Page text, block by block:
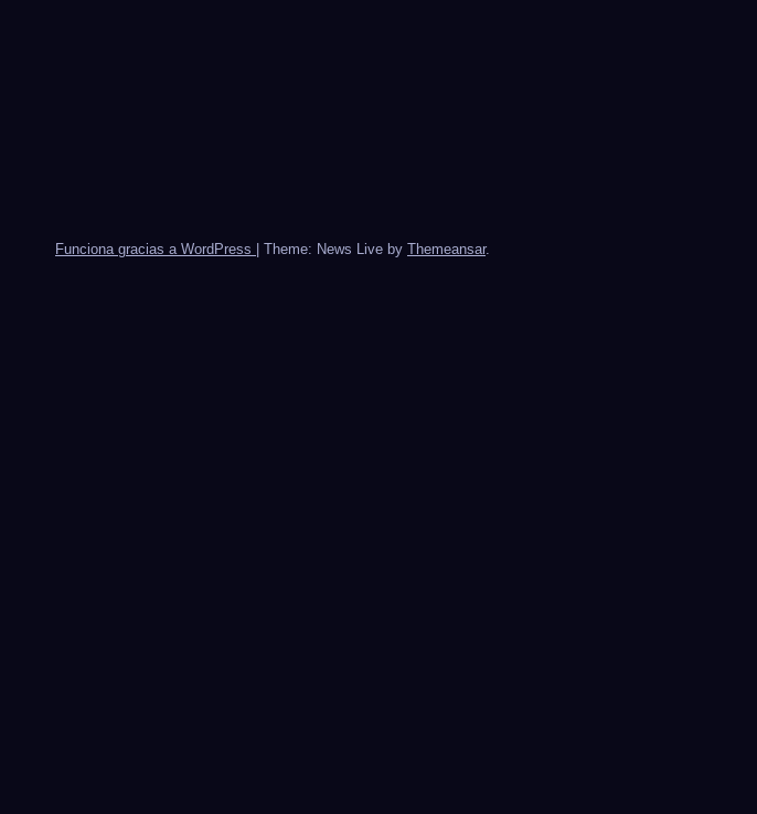
Funciona gracias a WordPress Theme: News Live by Themeansar.